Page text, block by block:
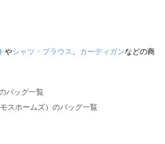
やシャツ・ブラウス カーディガンなどの商
バッグ一覧
スホームズ）のバッグ一覧
イサマンサモスモス）のバッグ一覧